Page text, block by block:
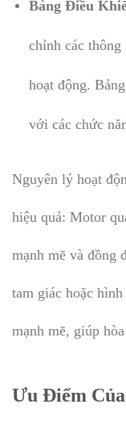
Bảng Điều
chỉnh các
hoạt động.
với các chức
Nguyên lý hoạt
hiệu quả: Motor
mạnh mẽ và đồng
tam giác hoặc
mạnh mẽ, giúp
Ưu Điểm